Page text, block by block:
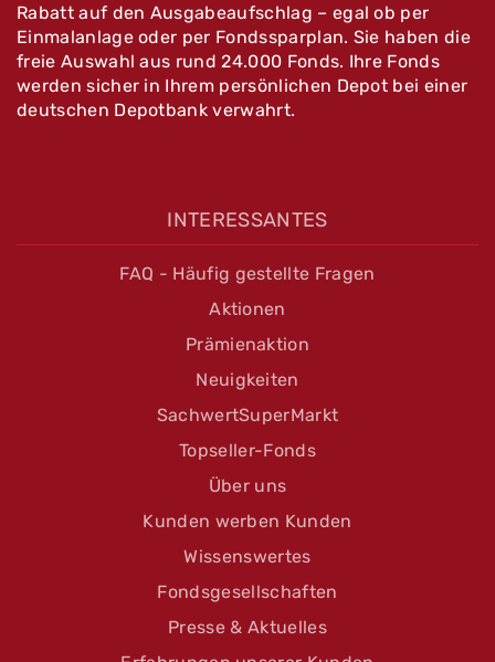
Rabatt auf den Ausgabeaufschlag – egal ob per
Einmalanlage oder per Fondssparplan. Sie haben die
freie Auswahl aus rund 24.000 Fonds. Ihre Fonds
werden sicher in Ihrem persönlichen Depot bei einer
deutschen Depotbank verwahrt.
INTERESSANTES
FAQ - Häufig gestellte Fragen
Aktionen
Prämienaktion
Neuigkeiten
SachwertSuperMarkt
Topseller-Fonds
Über uns
Kunden werben Kunden
Wissenswertes
Fondsgesellschaften
Presse & Aktuelles